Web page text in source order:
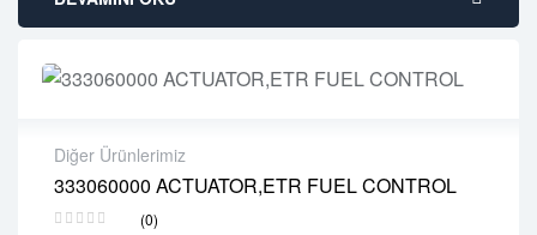
Diğer Ürünlerimiz
333060000 ACTUATOR,ETR FUEL CONTROL
(0)
2 years warranty
Delivery time: 1-2 business days